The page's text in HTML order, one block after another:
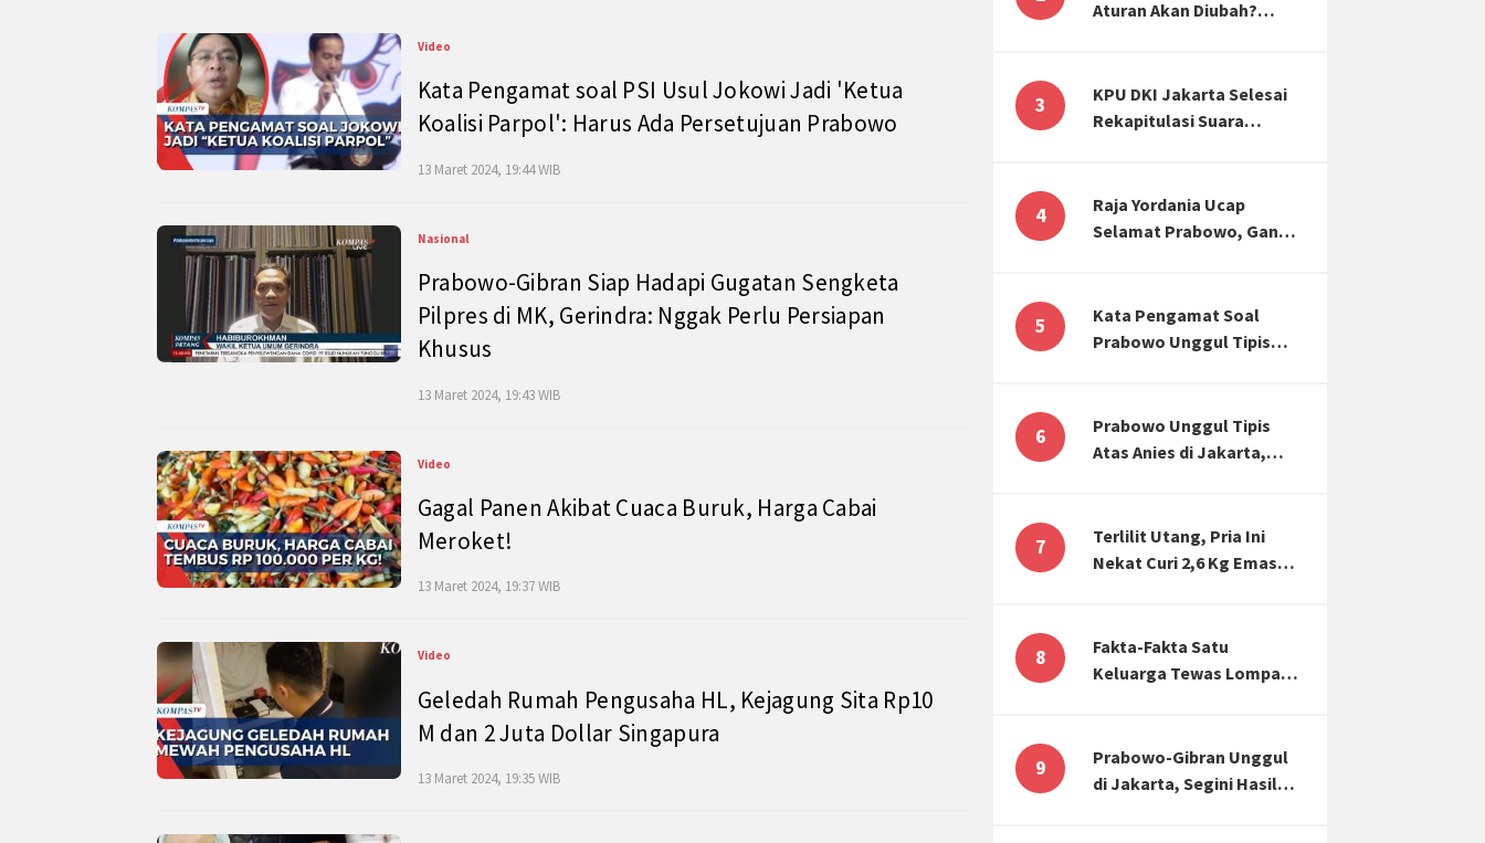
Video
Kata Pengamat soal PSI Usul Jokowi Jadi 'Ketua
Koalisi Parpol': Harus Ada Persetujuan Prabowo
13 Maret 2024, 19:44 WIB
Nasional
Prabowo-Gibran Siap Hadapi Gugatan Sengketa
Pilpres di MK, Gerindra: Nggak Perlu Persiapan
Khusus
13 Maret 2024, 19:43 WIB
Video
Gagal Panen Akibat Cuaca Buruk, Harga Cabai
Meroket!
13 Maret 2024, 19:37 WIB
Video
Geledah Rumah Pengusaha HL, Kejagung Sita Rp10
M dan 2 Juta Dollar Singapura
13 Maret 2024, 19:35 WIB
Aturan Akan Diubah?
3
KPU DKI Jakarta Selesai
Rekapitulasi Suara
Ganjar
4
Raja Yordania Ucap
Selamat Prabowo, Ganjar
3 NEWS]
5
Kata Pengamat Soal
Prabowo Unggul Tipis
Effect
6
Prabowo Unggul Tipis
Atas Anies di Jakarta,
7
Terlilit Utang, Pria Ini
Nekat Curi 2,6 Kg Emas
8
Fakta-Fakta Satu
Keluarga Tewas Lompat
Kening
9
Prabowo-Gibran Unggul
di Jakarta, Segini Hasil